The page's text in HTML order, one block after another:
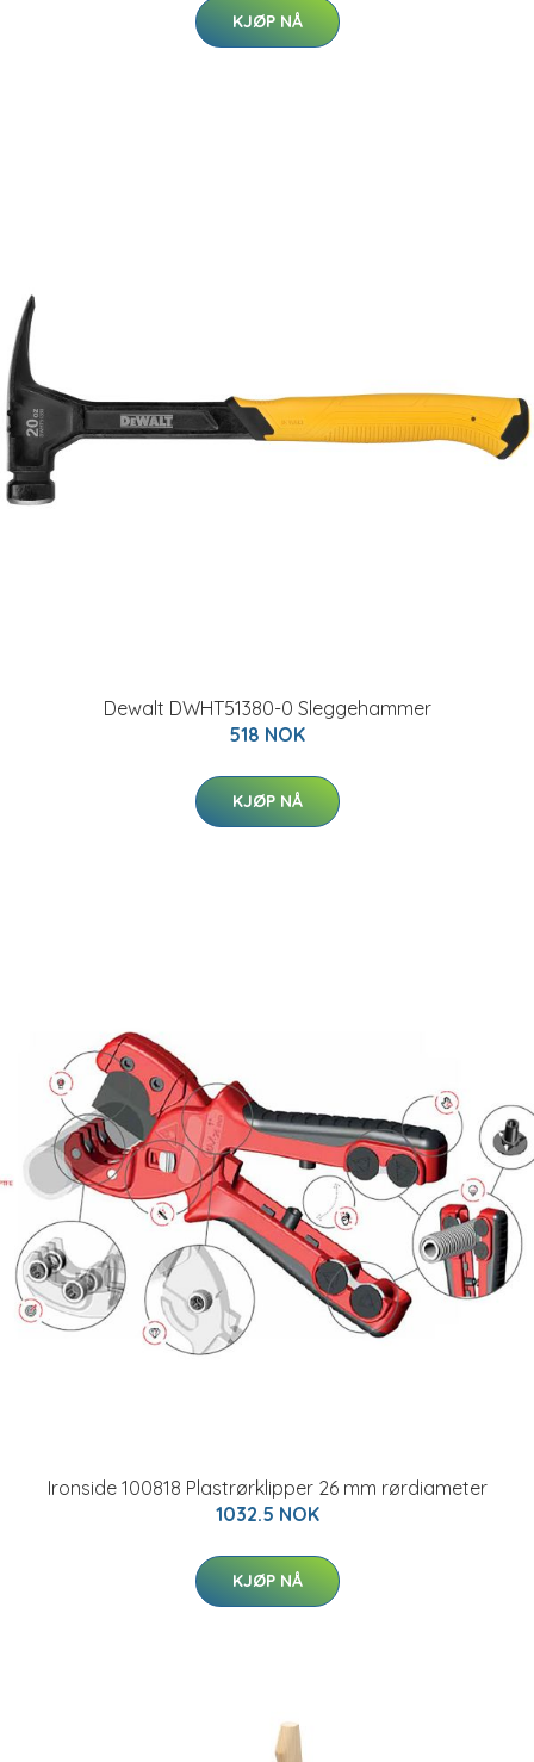
KJØP NÅ
Dewalt DWHT51380-0 Sleggehammer
518 NOK
KJØP NÅ
Ironside 100818 Plastrørklipper 26 mm rørdiameter
1032.5 NOK
KJØP NÅ